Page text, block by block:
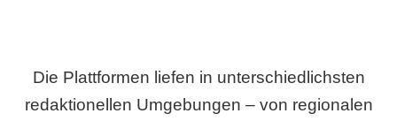
Die Plattformen liefen in unterschiedlichsten
redaktionellen Umgebungen – von regionalen